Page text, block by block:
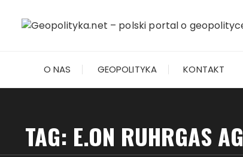
O NAS GEOPOLITYKA KONTAKT
TAG: E.ON RUHRGAS AG